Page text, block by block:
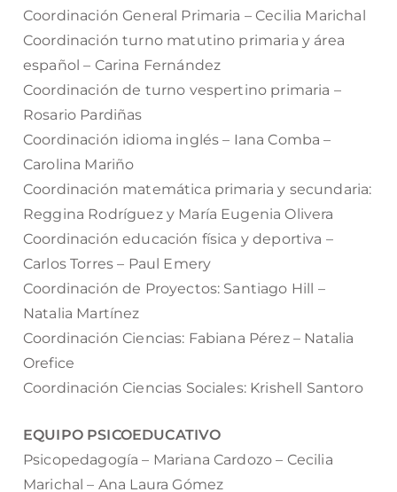
Coordinación General Primaria – Cecilia Marichal
Coordinación turno matutino primaria y área
español – Carina Fernández
Coordinación de turno vespertino primaria –
Rosario Pardiñas
Coordinación idioma inglés – Iana Comba –
Carolina Mariño
Coordinación matemática primaria y secundaria:
Reggina Rodríguez y María Eugenia Olivera
Coordinación educación física y deportiva –
Carlos Torres – Paul Emery
Coordinación de Proyectos: Santiago Hill –
Natalia Martínez
Coordinación Ciencias: Fabiana Pérez – Natalia
Orefice
Coordinación Ciencias Sociales: Krishell Santoro
EQUIPO PSICOEDUCATIVO
Psicopedagogía – Mariana Cardozo – Cecilia
Marichal – Ana Laura Gómez